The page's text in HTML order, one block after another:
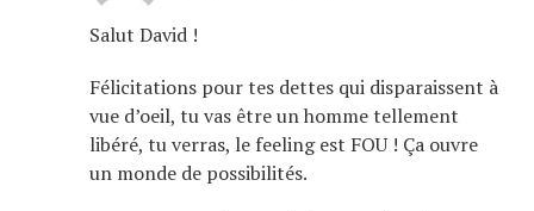
Salut David !
Félicitations pour tes dettes qui disparaissent à
vue d’oeil, tu vas être un homme tellement
libéré, tu verras, le feeling est FOU ! Ça ouvre
un monde de possibilités.